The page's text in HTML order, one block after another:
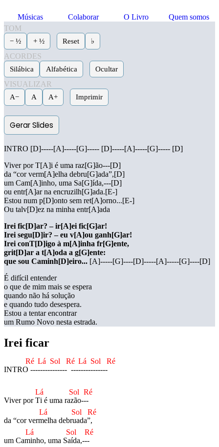
Músicas Colaborar O Livro
Quem somos
TOM
− ½
+ ½ Reset
♭
ACORDES
Silábica
Alfabética
Ocultar
VISUALIZAR
A−
A A+ Imprimir
Gerar Slides
INTRO [D]-----[A]-----[G]----- [D]-----[A]-----[G]----- [D]
Viver por T[A]i é uma raz[G]ão---[D]
da “cor verm[A]elha debru[G]ada”,[D]
um Cam[A]inho, uma Sa[G]ída,---[D]
ou entr[A]ar na encruzilh[G]ada.[E-]
Estou num p[D]onto sem ret[A]orno...[E-]
Ou talv[D]ez na minha entr[A]ada
Irei fic[D]ar? – ir[A]ei fic[G]ar!
Irei segu[D]ir? – eu v[A]ou ganh[G]ar!
Irei conT[D]igo à m[A]inha fr[G]ente,
grit[D]ar a t[A]oda a g[G]ente:
que sou Caminh[D]eiro... [A]-----[G]----[D]-----[A]-----[G]----[D]
É difícil entender
o que de mim mais se espera
quando não há solução
e quando tudo desespera.
Estou a tentar encontrar
um Rumo Novo nesta estrada.
Irei ficar
INTRO
Ré
-----
Lá
-----
Sol
-----
Ré
-----
Lá
-----
Sol
-----
Ré
Viver por T
Lá
i é uma raz
Sol
ão---
Ré
da “cor verm
Lá
elha debru
Sol
ada”,
Ré
um Cam
Lá
inho, uma Sa
Sol
ída,---
Ré